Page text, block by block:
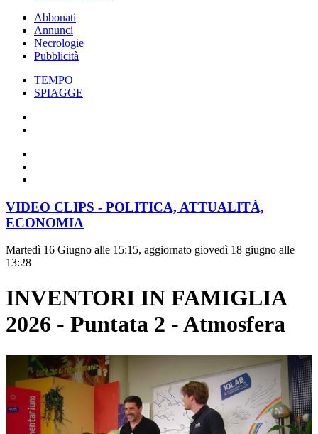
Abbonati
Annunci
Necrologie
Pubblicità
TEMPO
SPIAGGE
VIDEO CLIPS - POLITICA, ATTUALITÀ,
ECONOMIA
Martedì 16 Giugno alle 15:15, aggiornato giovedì 18 giugno alle
13:28
INVENTORI IN FAMIGLIA
2026 - Puntata 2 - Atmosfera